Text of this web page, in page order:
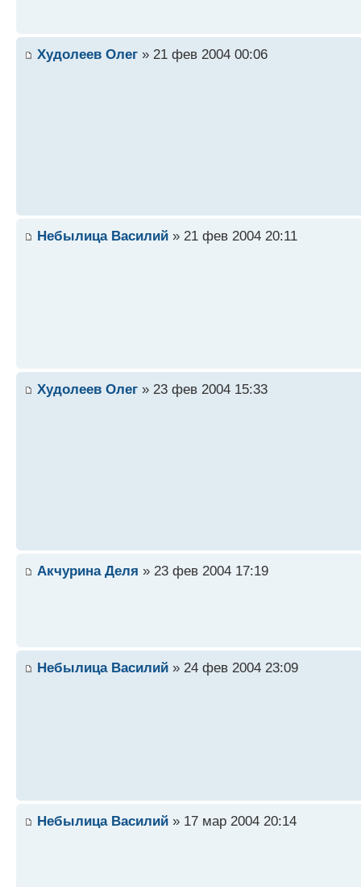
Худолеев Олег » 21 фев 2004 00:06
Небылица Василий » 21 фев 2004 20:11
Худолеев Олег » 23 фев 2004 15:33
Акчурина Деля » 23 фев 2004 17:19
Небылица Василий » 24 фев 2004 23:09
Небылица Василий » 17 мар 2004 20:14